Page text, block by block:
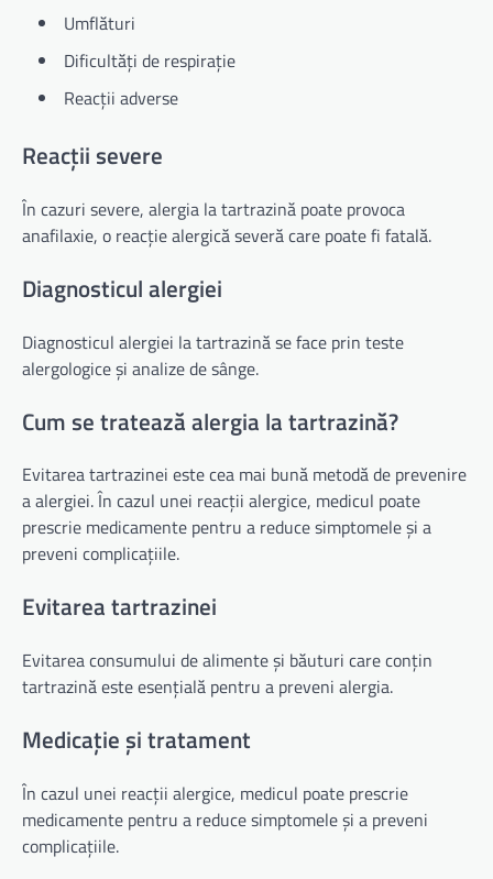
Umflături
Dificultăți de respirație
Reacții adverse
Reacții severe
În cazuri severe, alergia la tartrazină poate provoca
anafilaxie, o reacție alergică severă care poate fi fatală.
Diagnosticul alergiei
Diagnosticul alergiei la tartrazină se face prin teste
alergologice și analize de sânge.
Cum se tratează alergia la tartrazină?
Evitarea tartrazinei este cea mai bună metodă de prevenire
a alergiei. În cazul unei reacții alergice, medicul poate
prescrie medicamente pentru a reduce simptomele și a
preveni complicațiile.
Evitarea tartrazinei
Evitarea consumului de alimente și băuturi care conțin
tartrazină este esențială pentru a preveni alergia.
Medicație și tratament
În cazul unei reacții alergice, medicul poate prescrie
medicamente pentru a reduce simptomele și a preveni
complicațiile.